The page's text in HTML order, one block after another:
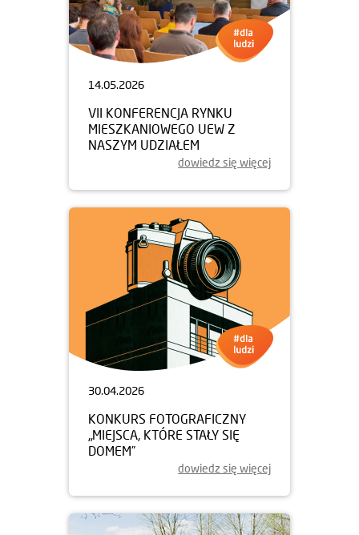
14.05.2026
VII KONFERENCJA RYNKU
MIESZKANIOWEGO UEW Z
NASZYM UDZIAŁEM
dowiedz się więcej
30.04.2026
KONKURS FOTOGRAFICZNY
„MIEJSCA, KTÓRE STAŁY SIĘ
DOMEM”
dowiedz się więcej